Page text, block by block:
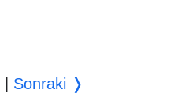
Sonraki ❭